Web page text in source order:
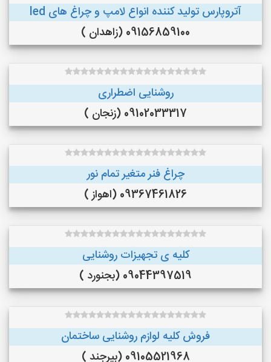
آتروپارس تولید کننده انواع لامپ و چراغ های led
09156859100 (زاهدان )
روشنایی اضطراری
09102033317 (زنجان )
چراغ فنر متغیر تمام نور
09367461826 (اهواز )
کلیه ی تجهیزات روشنایی
09044397519 (بجنورد )
فروش کلیه لوازم روشنایی ساختمان
09105521968 (بیرجند )